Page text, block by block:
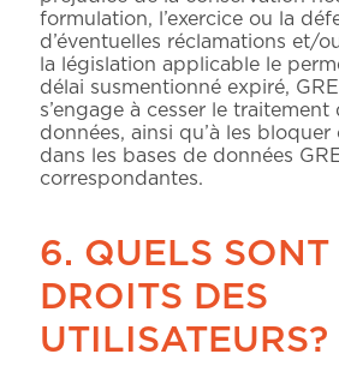
formulation, l’exercice ou la
d’éventuelles réclamations et/
la législation applicable le
délai susmentionné expiré,
s’engage à cesser le
données, ainsi qu’à les
dans les bases de données
correspondantes.
6. QUELS SONT
DROITS DES
UTILISATEURS?